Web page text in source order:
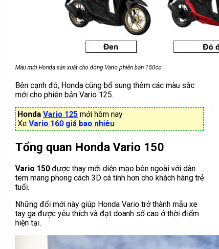
Màu mới Honda sản xuất cho dòng Vario phiên bản 150cc
Bên cạnh đó, Honda cũng bổ sung thêm các màu sắc
mới cho phiên bản Vario 125.
Honda Vario 125 mới hôm nay
Xe Vario 160 giá bao nhiêu
Tổng quan Honda Vario 150
Vario 150 được thay mới diện mạo bên ngoài với dàn
tem mang phong cách 3D cá tính hơn cho khách hàng trẻ
tuổi.
Những đổi mới này giúp Honda Vario trở thành mẫu xe
tay ga được yêu thích và đạt doanh số cao ở thời điểm
hiện tại.